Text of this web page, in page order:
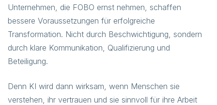
Unternehmen, die FOBO ernst nehmen, schaffen
bessere Voraussetzungen für erfolgreiche
Transformation. Nicht durch Beschwichtigung, sondern
durch klare Kommunikation, Qualifizierung und
Beteiligung.
Denn KI wird dann wirksam, wenn Menschen sie
verstehen, ihr vertrauen und sie sinnvoll für ihre Arbeit